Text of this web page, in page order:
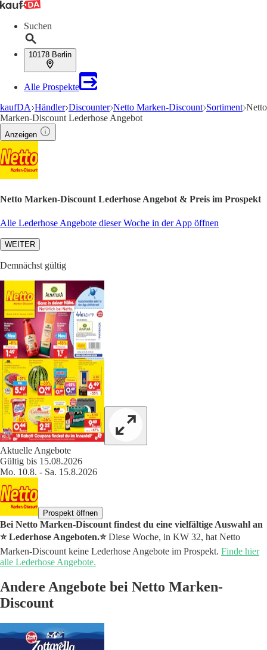
Suchen
10178 Berlin
Alle Prospekte
kaufDA Händler Discounter Netto Marken-Discount Sortiment Netto
Marken-Discount Lederhose Angebot
Anzeigen
Netto Marken-Discount Lederhose Angebot & Preis im Prospekt
Alle Lederhose Angebote dieser Woche in der App öffnen
WEITER
Demnächst gültig
Aktuelle Angebote
Gültig bis 15.08.2026
Mo. 10.8. - Sa. 15.8.2026
Prospekt öffnen
Bei Netto Marken-Discount findest du eine vielfältige Auswahl an
⭐️ Lederhose Angeboten.⭐️Diese Woche, in KW 32, hat Netto
Marken-Discount keine Lederhose Angebote im Prospekt. Finde hier
alle Lederhose Angebote.
Andere Angebote bei Netto Marken-
Discount